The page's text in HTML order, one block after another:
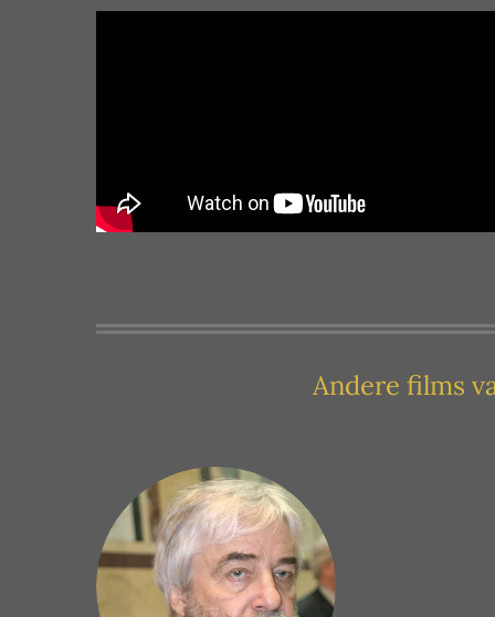
Andere films